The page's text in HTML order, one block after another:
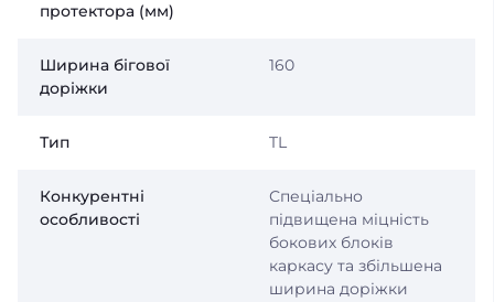
протектора (мм)
Ширина бігової
доріжки
160
Тип TL
Конкурентні
особливості
Спеціально
підвищена міцність
бокових блоків
каркасу та збільшена
ширина доріжки